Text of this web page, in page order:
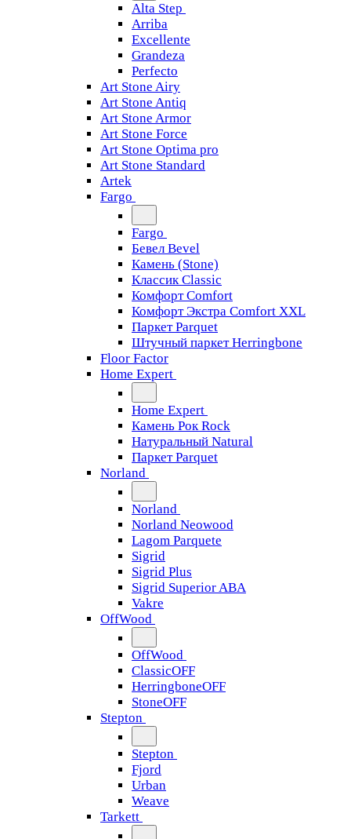
Alta Step
Arriba
Excellente
Grandeza
Perfecto
Art Stone Airy
Art Stone Antiq
Art Stone Armor
Art Stone Force
Art Stone Optima pro
Art Stone Standard
Artek
Fargo
Fargo
Бевел Bevel
Камень (Stone)
Классик Classic
Комфорт Comfort
Комфорт Экстра Comfort XXL
Паркет Parquet
Штучный паркет Herringbone
Floor Factor
Home Expert
Home Expert
Камень Рок Rock
Натуральный Natural
Паркет Parquet
Norland
Norland
Norland Neowood
Lagom Parquete
Sigrid
Sigrid Plus
Sigrid Superior ABA
Vakre
OffWood
OffWood
ClassicOFF
HerringboneOFF
StoneOFF
Stepton
Stepton
Fjord
Urban
Weave
Tarkett